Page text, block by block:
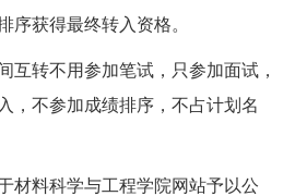
序获得最终转入资格。
互转不用参加笔试，只参加面试，
，不参加成绩排序，不占计划名
材料科学与工程学院网站予以公